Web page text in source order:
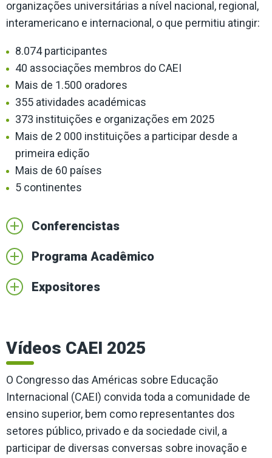
organizações universitárias a nível nacional, regional,
interamericano e internacional, o que permitiu atingir:
8.074 participantes
40 associações membros do CAEI
Mais de 1.500 oradores
355 atividades académicas
373 instituições e organizações em 2025
Mais de 2 000 instituições a participar desde a
primeira edição
Mais de 60 países
5 continentes
Conferencistas
Programa Acadêmico
Expositores
Vídeos CAEI 2025
O Congresso das Américas sobre Educação
Internacional (CAEI) convida toda a comunidade de
ensino superior, bem como representantes dos
setores público, privado e da sociedade civil, a
participar de diversas conversas sobre inovação e